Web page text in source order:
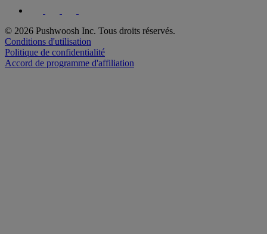
© 2026 Pushwoosh Inc. Tous droits réservés.
Conditions d'utilisation
Politique de confidentialité
Accord de programme d'affiliation